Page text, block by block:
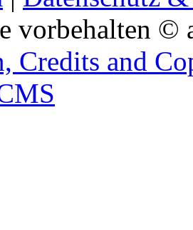
vorbehalten ©
Credits and